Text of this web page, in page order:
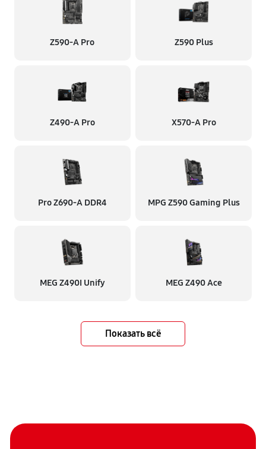
Z590-A Pro Z590 Plus
Z490-A Pro X570-A Pro
Pro Z690-A DDR4 MPG Z590 Gaming Plus
MEG Z490I Unify MEG Z490 Ace
Показать всё